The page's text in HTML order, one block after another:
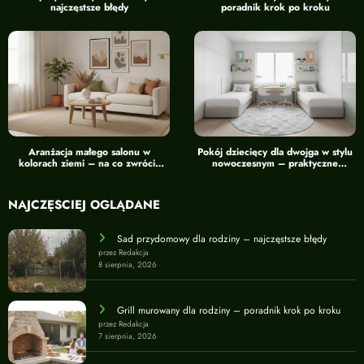
najczęstsze błędy poradnik krok po kroku
Aranżacja małego salonu w
kolorach ziemi – na co zwrócić
Pokój dziecięcy dla dwojga w stylu
nowoczesnym – praktyczne
NAJCZĘŚCIEJ OGLĄDANE
Sad przydomowy dla rodziny – najczęstsze błędy
przez Redakcja
8 sierpnia, 2026
Grill murowany dla rodziny – poradnik krok po kroku
przez Redakcja
7 sierpnia, 2026